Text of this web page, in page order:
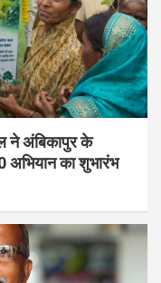
ने अंबिकापुर के
अभियान का शुभारंभ